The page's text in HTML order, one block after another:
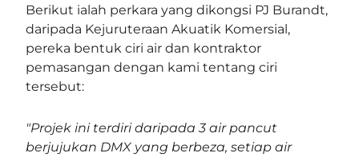
Berikut ialah perkara yang dikongsi PJ Burandt,
daripada Kejuruteraan Akuatik Komersial,
pereka bentuk ciri air dan kontraktor
pemasangan dengan kami tentang ciri
tersebut:
"Projek ini terdiri daripada 3 air pancut
berjujukan DMX yang berbeza, setiap air